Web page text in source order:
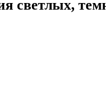
светлых,